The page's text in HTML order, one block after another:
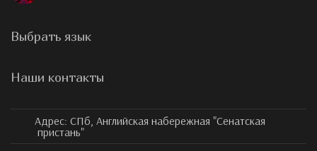
Выбрать язык
Наши контакты
Адрес: СПб, Английская набережная "Сенатская
пристань"